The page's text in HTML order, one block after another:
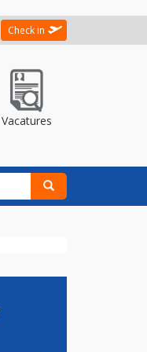
Check in
Vacatures